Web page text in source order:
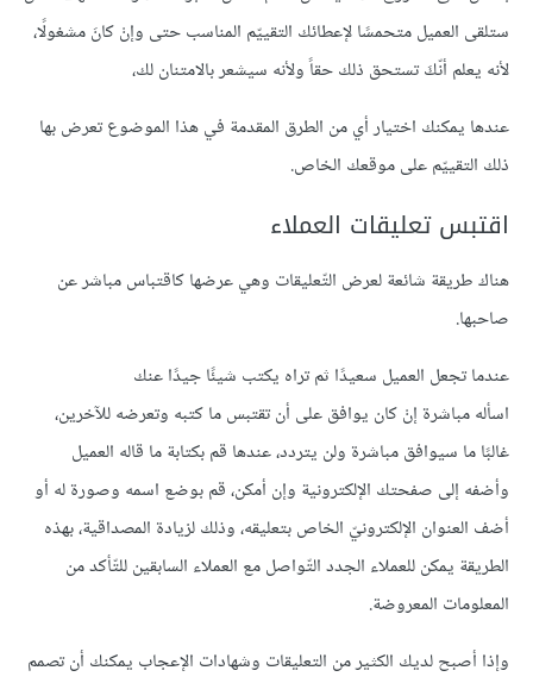
ستلقى العميل متحمسًا لإعطائك التقييّم المناسب حتى وإنْ كانَ مشغولًا،
لأنه يعلم أنّكَ تستحق ذلك حقاً ولأنه سيشعر بالامتنان لك،
عندها يمكنك اختيار أي من الطرق المقدمة في هذا الموضوع تعرض بها
ذلك التقييّم على موقعك الخاص.
اقتبس تعليقات العملاء
هناك طريقة شائعة لعرض التّعليقات وهي عرضها كاقتباس مباشر عن
صاحبها.
عندما تجعل العميل سعيدًا ثم تراه يكتب شيئًا جيدًا عنك
اسأله مباشرة إنْ كان يوافق على أن تقتبس ما كتبه وتعرضه للآخرين،
غالبًا ما سيوافق مباشرة ولن يتردد، عندها قم بكتابة ما قاله العميل
وأضفه إلى صفحتك الإلكترونية وإن أمكن، قم بوضع اسمه وصورة له أو
أضف العنوان الإلكترونيّ الخاص بتعليقه، وذلك لزيادة المصداقية، بهذه
الطريقة يمكن للعملاء الجدد التّواصل مع العملاء السابقين للتّأكد من
المعلومات المعروضة.
وإذا أصبح لديك الكثير من التعليقات وشهادات الإعجاب يمكنك أن تصمم